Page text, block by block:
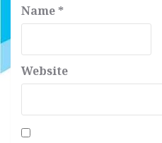
Name *
Website